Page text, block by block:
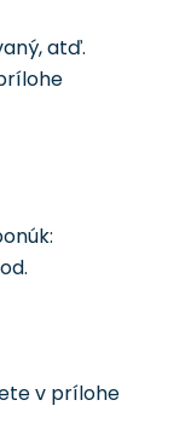
atď.
v prílohe